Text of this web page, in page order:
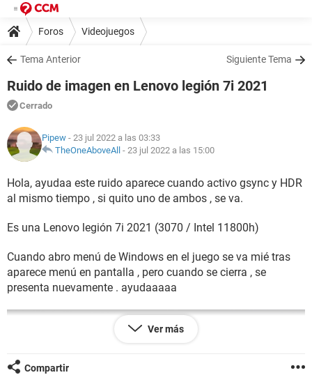
Foros Videojuegos
Tema Anterior Siguiente Tema
Ruido de imagen en Lenovo legión 7i 2021
Cerrado
Pipew - 23 jul 2022 a las 03:33
TheOneAboveAll - 23 jul 2022 a las 15:00
Hola, ayudaa este ruido aparece cuando activo gsync y HDR
al mismo tiempo , si quito uno de ambos , se va.
Es una Lenovo legión 7i 2021 (3070 / Intel 11800h)
Cuando abro menú de Windows en el juego se va mié tras
aparece menú en pantalla , pero cuando se cierra , se
presenta nuevamente . ayudaaaaa
Ver más
Compartir